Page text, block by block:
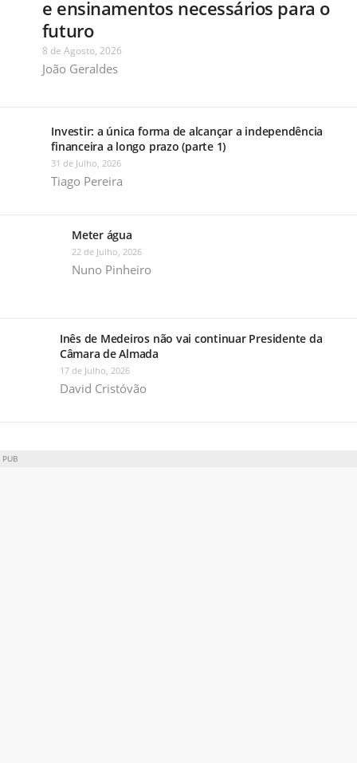
e ensinamentos necessários para o
futuro
8 de Agosto, 2026
João Geraldes
Investir: a única forma de alcançar a independência
financeira a longo prazo (parte 1)
31 de Julho, 2026
Tiago Pereira
Meter água
22 de Julho, 2026
Nuno Pinheiro
Inês de Medeiros não vai continuar Presidente da
Câmara de Almada
17 de Julho, 2026
David Cristóvão
PUB